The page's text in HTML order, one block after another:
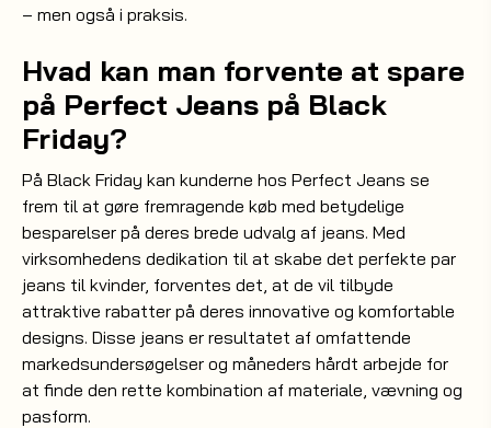
– men også i praksis.
Hvad kan man forvente at spare
på Perfect Jeans på Black
Friday?
På Black Friday kan kunderne hos Perfect Jeans se
frem til at gøre fremragende køb med betydelige
besparelser på deres brede udvalg af jeans. Med
virksomhedens dedikation til at skabe det perfekte par
jeans til kvinder, forventes det, at de vil tilbyde
attraktive rabatter på deres innovative og komfortable
designs. Disse jeans er resultatet af omfattende
markedsundersøgelser og måneders hårdt arbejde for
at finde den rette kombination af materiale, vævning og
pasform.